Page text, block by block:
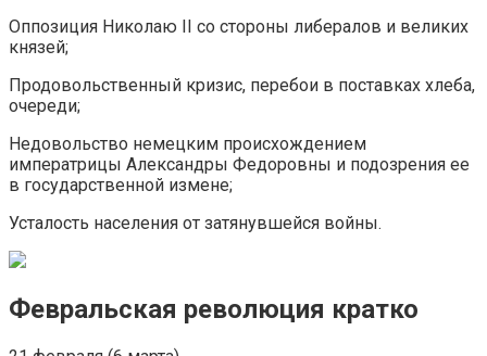
Оппозиция Николаю II со стороны либералов и великих
князей;
Продовольственный кризис, перебои в поставках хлеба,
очереди;
Недовольство немецким происхождением
императрицы Александры Федоровны и подозрения ее
в государственной измене;
Усталость населения от затянувшейся войны.
Февральская революция кратко